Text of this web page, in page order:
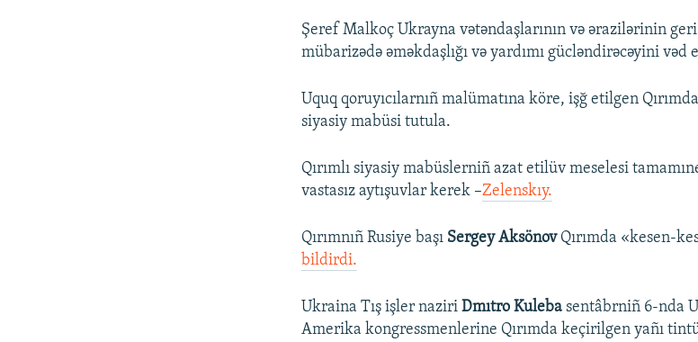
Şeref Malkoç Ukrayna vətəndaşlarının və ərazilərinin
mübarizədə əməkdaşlığı və yardımı gücləndirəcəyini vəd
Uquq qoruyıcılarnıñ malümatına köre, işğ etilgen
siyasiy mabüsi tutula.
Qırımlı siyasiy mabüslerniñ azat etilüv meselesi
vastasız aytışuvlar kerek –Zelenskıy.
Qırımnıñ Rusiye başı Sergey AksönovQırımda «kesen-
bildirdi.
Ukraina Tış işler naziriDmıtro Kuleba sentâbrniñ 6-nda
Amerika kongressmenlerine Qırımda keçirilgen yañı